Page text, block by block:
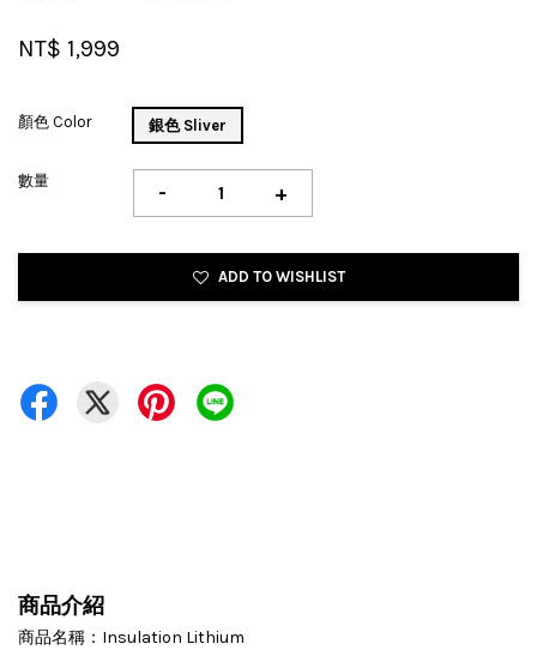
NT$ 1,999
顏色 Color 銀色 Sliver
數量 - +
ADD TO WISHLIST
商品介紹
商品名稱：Insulation Lithium